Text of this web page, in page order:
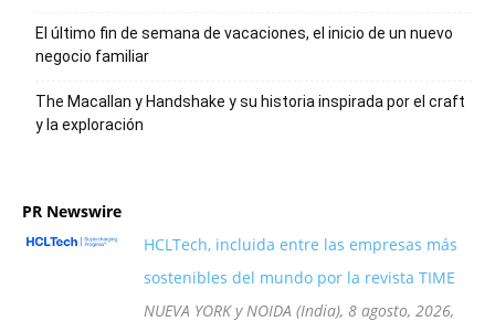
El último fin de semana de vacaciones, el inicio de un nuevo
negocio familiar
The Macallan y Handshake y su historia inspirada por el craft
y la exploración
PR Newswire
HCLTech, incluida entre las empresas más
sostenibles del mundo por la revista TIME
NUEVA YORK y NOIDA (India), 8 agosto, 2026,